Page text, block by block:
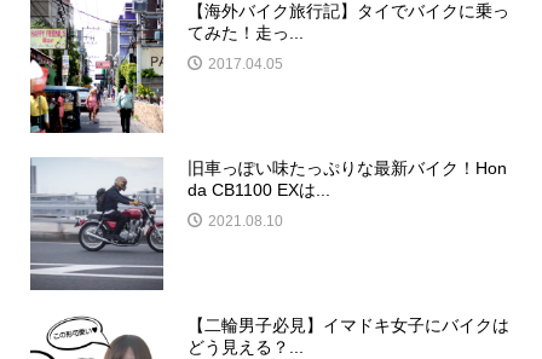
【海外バイク旅行記】タイでバイクに乗っ
てみた！走っ...
2017.04.05
旧車っぽい味たっぷりな最新バイク！Hon
da CB1100 EXは...
2021.08.10
【二輪男子必見】イマドキ女子にバイクは
どう見える？...